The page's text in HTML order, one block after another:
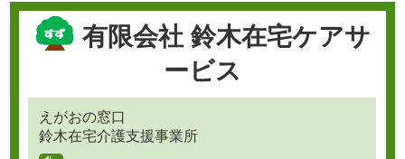
有限会社 鈴木在宅ケアサ
ービス
えがおの窓口
鈴木在宅介護支援事業所